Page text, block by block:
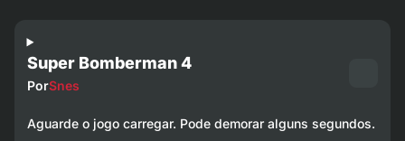
Super Bomberman 4
PorSnes
Aguarde o jogo carregar. Pode demorar alguns segundos.